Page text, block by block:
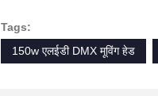
Tags:
150w एलईडी DMX मूविंग हेड